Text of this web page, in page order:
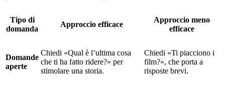
Tipo di
domanda
Approccio efficace
Approccio meno
efficace
Domande
aperte
Chiedi «Qual è l’ultima cosa
che ti ha fatto ridere?» per
stimolare una storia.
Chiedi «Ti piacciono i
film?», che porta a
risposte brevi.